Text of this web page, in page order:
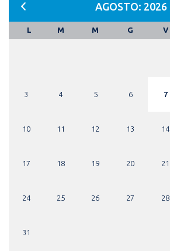
AGOSTO: 2026
L M M G V
3 4 5 6 7
10 11 12 13 14
17 18 19 20 21
24 25 26 27 28
31